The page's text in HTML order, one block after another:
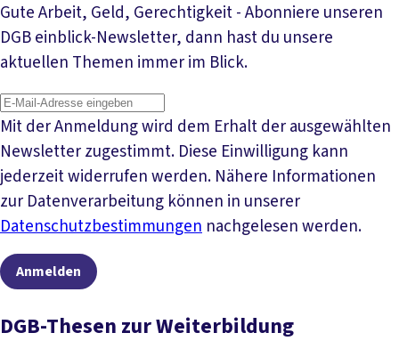
Gute Arbeit, Geld, Gerechtigkeit - Abonniere unseren
DGB einblick-Newsletter, dann hast du unsere
aktuellen Themen immer im Blick.
Mit der Anmeldung wird dem Erhalt der ausgewählten
Newsletter zugestimmt. Diese Einwilligung kann
jederzeit widerrufen werden. Nähere Informationen
zur Datenverarbeitung können in unserer
Datenschutzbestimmungen nachgelesen werden.
Anmelden
DGB-Thesen zur Weiterbildung